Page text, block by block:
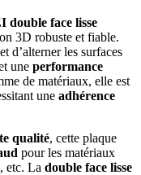
double face lisse
3D robuste et fiable.
d’alterner les surfaces
une performance
de matériaux, elle est
une adhérence
qualité, cette plaque
pour les matériaux
etc. La double face lisse